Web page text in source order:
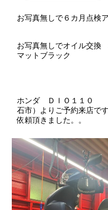
お写真無しで６カ月点検
お写真無しでオイル交
マットブラック
ホンダ ＤＩＯ１１０
石市）よりご予約来店で
依頼頂きました。。